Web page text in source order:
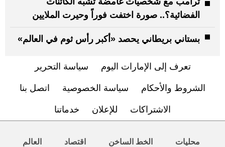
الفضائية؟.. صورة اختفت فوراً وحيرت الملايين
بستاني بريطاني يحصد «أكبر رأس ثوم في العالم»
تعرف إلى الإمارات اليوم سياسة التحرير
الشروط والأحكام سياسة الخصوصية اتصل بنا
الاشتراكات للإعلان خدماتنا
محليات الخط الساخن اقتصاد العالم